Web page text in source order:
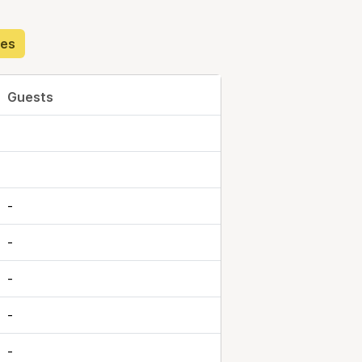
Guests
-
-
-
-
-